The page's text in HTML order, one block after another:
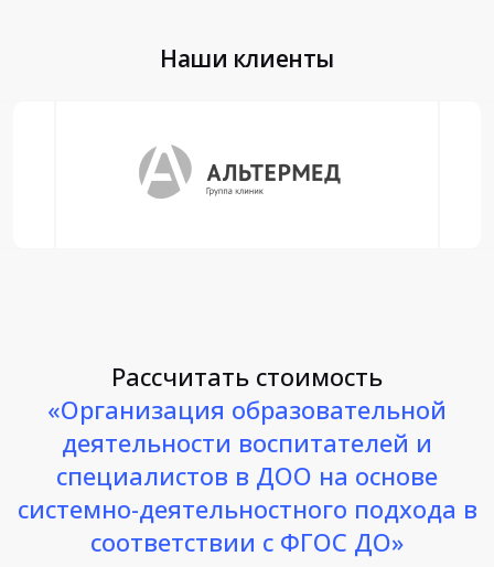
Наши клиенты
Рассчитать стоимость
«Организация образовательной
деятельности воспитателей и
специалистов в ДОО на основе
системно-деятельностного подхода в
соответствии с ФГОС ДО»